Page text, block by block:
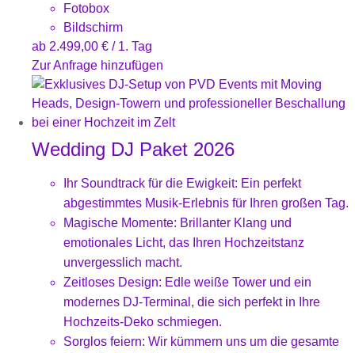
Fotobox
Bildschirm
ab 2.499,00 € / 1. Tag
Zur Anfrage hinzufügen
Wedding DJ Paket 2026
Ihr Soundtrack für die Ewigkeit: Ein perfekt
abgestimmtes Musik-Erlebnis für Ihren großen Tag.
Magische Momente: Brillanter Klang und
emotionales Licht, das Ihren Hochzeitstanz
unvergesslich macht.
Zeitloses Design: Edle weiße Tower und ein
modernes DJ-Terminal, die sich perfekt in Ihre
Hochzeits-Deko schmiegen.
Sorglos feiern: Wir kümmern uns um die gesamte